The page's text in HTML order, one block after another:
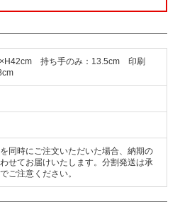
持ち手のみ：13.5cm 印刷
同時にご注文いただいた場合、納期の
せてお届けいたします。分割発送は承
ご注意ください。